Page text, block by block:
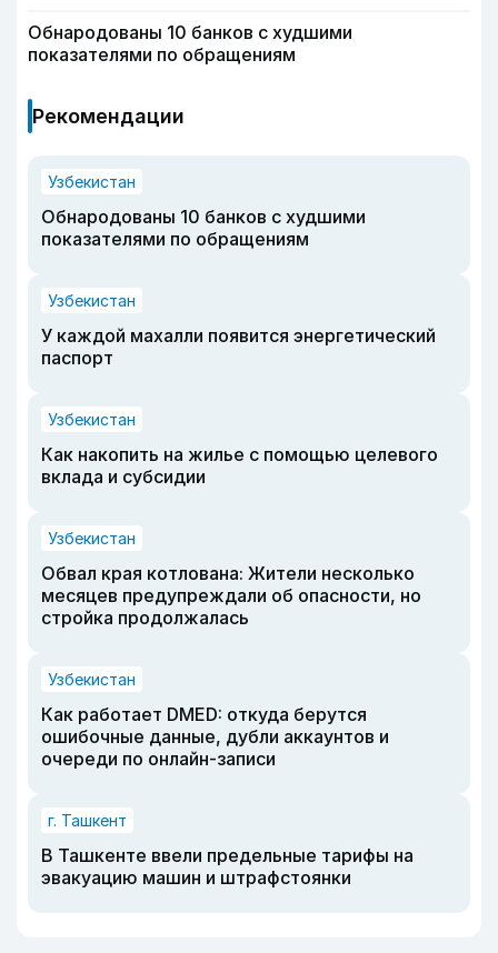
Обнародованы 10 банков с худшими
показателями по обращениям
Рекомендации
Узбекистан
Обнародованы 10 банков с худшими
показателями по обращениям
Узбекистан
У каждой махалли появится энергетический
паспорт
Узбекистан
Как накопить на жилье с помощью целевого
вклада и субсидии
Узбекистан
Обвал края котлована: Жители несколько
месяцев предупреждали об опасности, но
стройка продолжалась
Узбекистан
Как работает DMED: откуда берутся
ошибочные данные, дубли аккаунтов и
очереди по онлайн-записи
г. Ташкент
В Ташкенте ввели предельные тарифы на
эвакуацию машин и штрафстоянки